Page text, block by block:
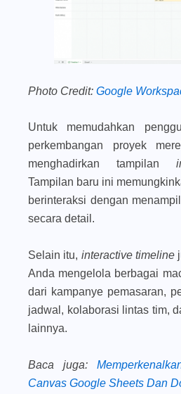
Photo Credit: Google
Untuk memudahkan
perkembangan proyek
menghadirkan tampilan
Tampilan baru ini
berinteraksi dengan
secara detail.
Selain itu, interactive timeline
Anda mengelola berbagai
dari kampanye pemasaran,
jadwal, kolaborasi lintas tim,
lainnya.
Baca juga:
Canvas Google Sheets Dan